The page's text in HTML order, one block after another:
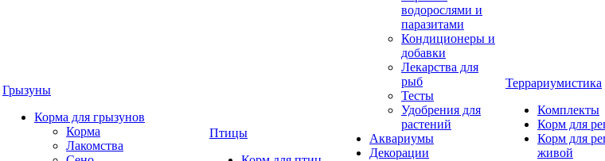
Грызуны
Корма для грызунов
Корма
Лакомства
Птицы
водорослями и
паразитами
Кондиционеры и
добавки
Лекарства для
рыб
Тесты
Удобрения для
растений
Аквариумы
Декорации
Террариумистика
Комплекты
Корм для
Корм для
живой